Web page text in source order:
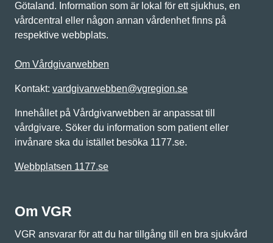
Götaland. Information som är lokal för ett sjukhus, en
vårdcentral eller någon annan vårdenhet finns på
respektive webbplats.
Om Vårdgivarwebben
Kontakt: vardgivarwebben@vgregion.se
Innehållet på Vårdgivarwebben är anpassat till
vårdgivare. Söker du information som patient eller
invånare ska du istället besöka 1177.se.
Webbplatsen 1177.se
Om VGR
VGR ansvarar för att du har tillgång till en bra sjukvård